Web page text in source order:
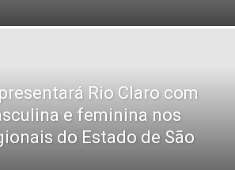
Rio Claro com
e feminina nos
do Estado de São